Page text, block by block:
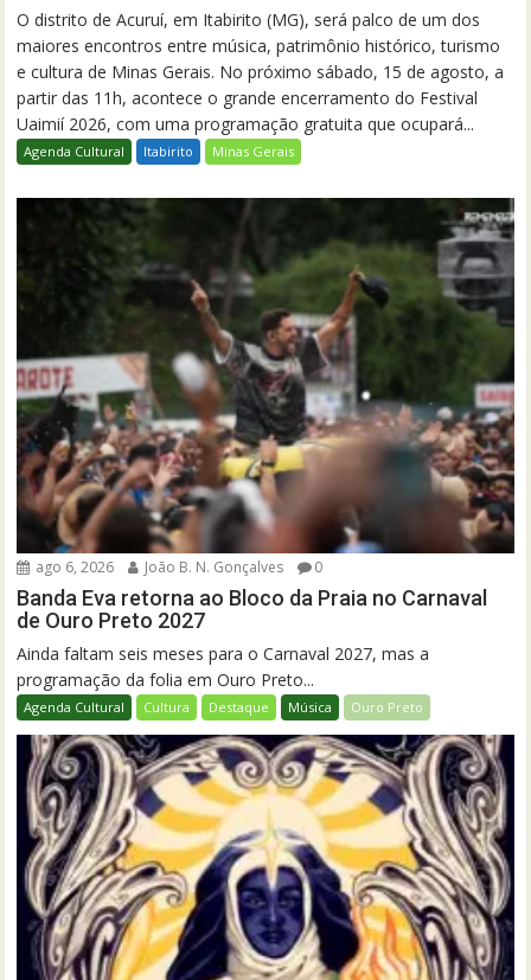
O distrito de Acuruí, em Itabirito (MG), será palco de um dos
maiores encontros entre música, patrimônio histórico, turismo
e cultura de Minas Gerais. No próximo sábado, 15 de agosto, a
partir das 11h, acontece o grande encerramento do Festival
Uaimií 2026, com uma programação gratuita que ocupará...
Agenda Cultural Itabirito Minas Gerais
ago 6, 2026 João B. N. Gonçalves 0
Banda Eva retorna ao Bloco da Praia no Carnaval
de Ouro Preto 2027
Ainda faltam seis meses para o Carnaval 2027, mas a
programação da folia em Ouro Preto...
Agenda Cultural Cultura Destaque Música Ouro Preto